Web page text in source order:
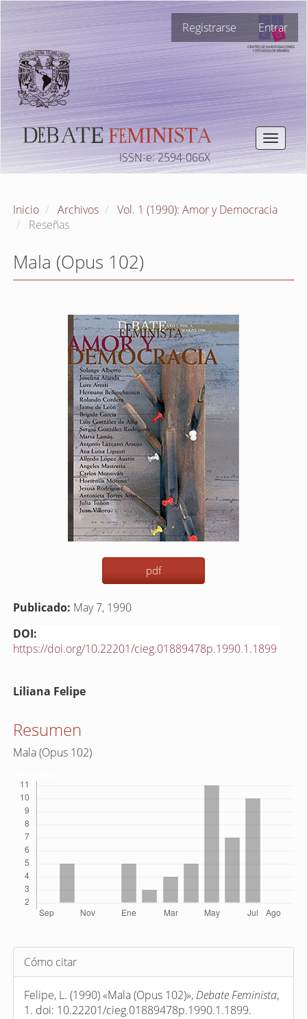
Navegación
principal
Contenido
principal
Barra
lateral
Registrarse Entrar
Toggle
ISSN-e: 2594-066X
Inicio Archivos
Vol. 1 (1990): Amor y Democracia
Reseñas
Mala (Opus 102)
pdf
Publicado: May 7, 1990
DOI:
https://doi.org/10.22201/cieg.01889478p.1990.1.1899
Contenido
del
artículo
Liliana Felipe
Resumen
Mala (Opus 102)
Detalles
del
artículo
Cómo citar
Felipe, L. (1990) «Mala (Opus 102)», Debate Feminista,
1. doi: 10.22201/cieg.01889478p.1990.1.1899.